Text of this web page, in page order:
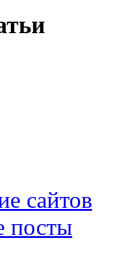
сайтов
посты